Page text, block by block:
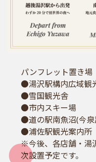
パンフレット置き場
●湯沢駅構内広域観
●雪国観光舎
●市内スキー場
●道の駅南魚沼(今泉
●浦佐駅観光案内所
※今後、各店舗・湯
次設置予定です。